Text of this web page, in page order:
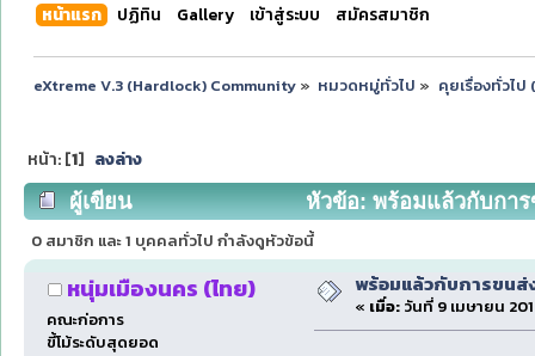
หน้าแรก ปฏิทิน Gallery เข้าสู่ระบบ สมัครสมาชิก
eXtreme V.3 (Hardlock) Community» หมวดหมู่ทั่วไป » คุยเรื่องทั่วไป
หน้า: [1] ลงล่าง
ผู้เขียน หัวข้อ: พร้อมแล้วกับการ
0 สมาชิก และ 1 บุคคลทั่วไป กำลังดูหัวข้อนี้
หนุ่มเมืองนคร (ไทย)
คณะก่อการ
ขี้โม้ระดับสุดยอด
พร้อมแล้วกับการขนส่
« เมื่อ:วันที่ 9 เมษายน